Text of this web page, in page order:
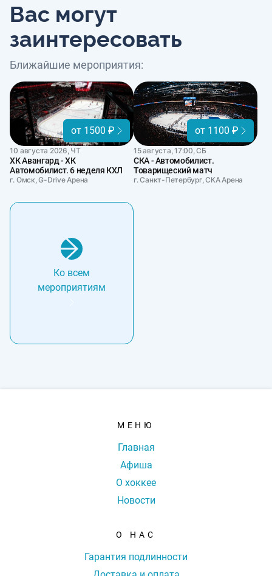
Вас могут
заинтересовать
Ближайшие мероприятия:
от 1500 ₽
10 августа 2026, ЧТ
ХК Авангард - ХК
Автомобилист. 6 неделя КХЛ
г. Омск, G-Drive Арена
от 1100 ₽
15 августа, 17:00, СБ
СКА - Автомобилист.
Товарищеский матч
г. Санкт-Петербург, СКА Арена
Ко всем
мероприятиям
МЕНЮ
Главная
Афиша
О хоккее
Новости
О НАС
Гарантия подлинности